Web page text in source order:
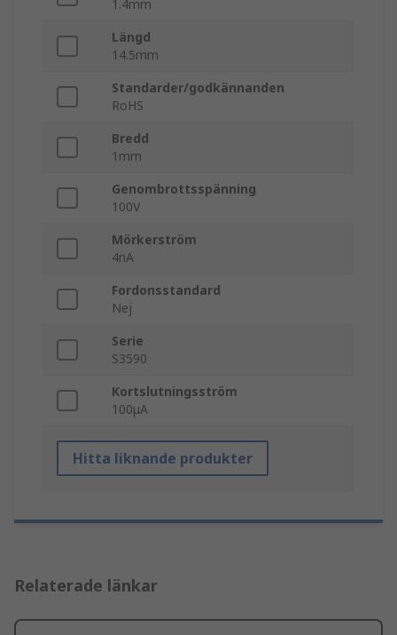
1.4mm
Längd
14.5mm
Standarder/godkännanden
RoHS
Bredd
1mm
Genombrottsspänning
100V
Mörkerström
4nA
Fordonsstandard
Nej
Serie
S3590
Kortslutningsström
100μA
Hitta liknande produkter
Relaterade länkar